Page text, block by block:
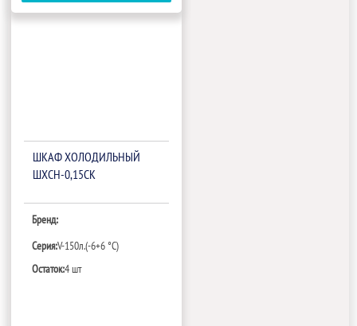
ШКАФ ХОЛОДИЛЬНЫЙ
ШХСН-0,15СК
Бренд:
Серия:V-150л.(-6+6 °С)
Остаток:4 шт